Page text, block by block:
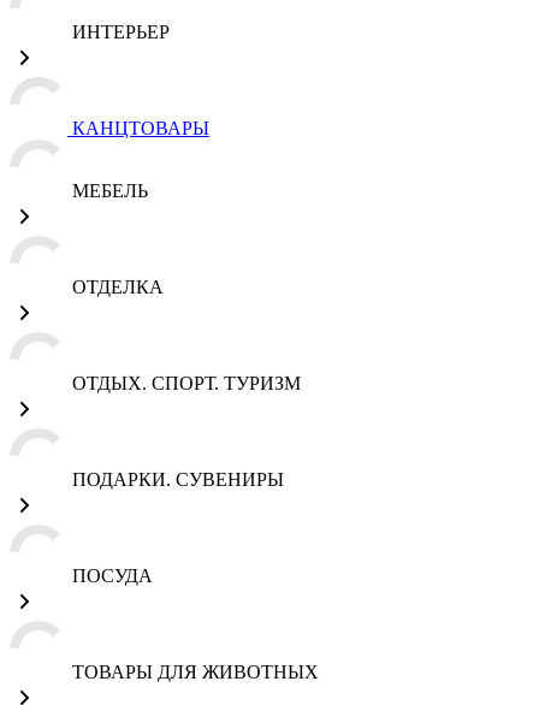
ИНТЕРЬЕР
КАНЦТОВАРЫ
МЕБЕЛЬ
ОТДЕЛКА
ОТДЫХ. СПОРТ. ТУРИЗМ
ПОДАРКИ. СУВЕНИРЫ
ПОСУДА
ТОВАРЫ ДЛЯ ЖИВОТНЫХ